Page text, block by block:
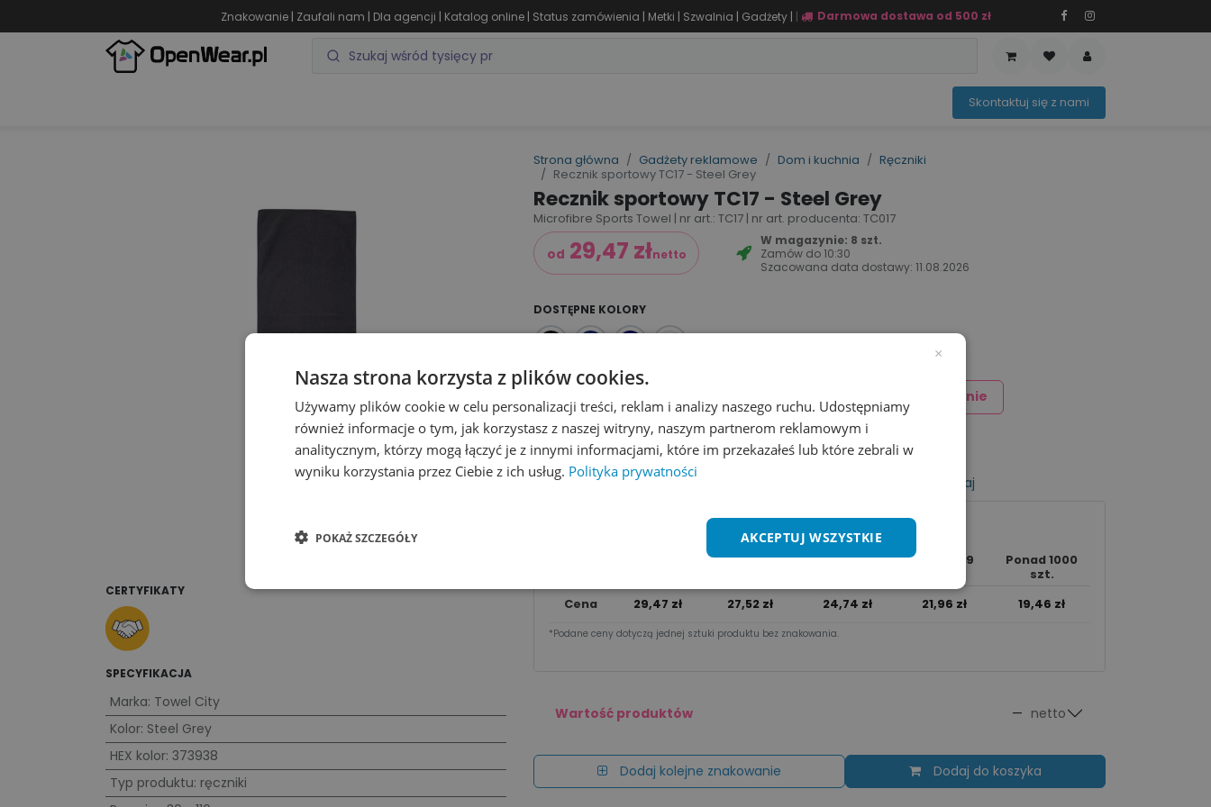
Znakowanie | Zaufali nam | Dla agencji | Katalog online | Status zamówienia | Metki | Szwalnia | Gadżety | | Darmowa dostawa od 500 zł
OFERTA SEZONOWASko​ntaktuj ​​​​się z nami​​​​
Strona główna Gadżety reklamowe Dom i kuchnia
Ręczniki
Recznik sportowy TC17 - Steel Grey
Recznik sportowy TC17 - Steel Grey
Microfibre Sports Towel | nr art.: TC17 | nr art. producenta: TC017
CERTYFIKATY
SPECYFIKACJA
Marka: Towel City
Kolor: Steel Grey
HEX kolor: 373938
Typ produktu: ręczniki
od 29,47 złnetto
W magazynie: 8 szt.
Zamów do 10:30
Szacowana data dostawy: 11.08.2026
DOSTĘPNE KOLORY
Dodaj do koszyka Dodaj znakowanie
Wycena na maila
Zobacz wszystkie kolory Porównaj
Cena za sztu​kę zależy od nakładu:
250 - 999
Ponad 1000
szt.
Cena
29,47 zł 27,52 zł 24,74 zł 21,96 zł 19,46 zł
*Podane ceny dotyczą jednej sztuki produktu bez znakowania.​
Wartość produktów — netto
Dodaj kolejne znakowanie Dodaj do koszyka
×
Nasza strona korzysta z plików cookies.
Używamy plików cookie w celu personalizacji treści, reklam i analizy naszego ruchu. Udostępniamy
również informacje o tym, jak korzystasz z naszej witryny, naszym partnerom reklamowym i
analitycznym, którzy mogą łączyć je z innymi informacjami, które im przekazałeś lub które zebrali w
wyniku korzystania przez Ciebie z ich usług. Polityka prywatności
AKCEPTUJ WSZYSTKIE
POKAŻ SZCZEGÓŁY